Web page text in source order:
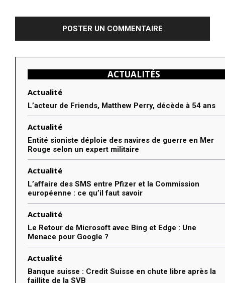
ACTUALITÉS
Actualité
L’acteur de Friends, Matthew Perry, décède à 54 ans
Actualité
Entité sioniste déploie des navires de guerre en Mer
Rouge selon un expert militaire
Actualité
L’affaire des SMS entre Pfizer et la Commission
européenne : ce qu’il faut savoir
Actualité
Le Retour de Microsoft avec Bing et Edge : Une
Menace pour Google ?
Actualité
Banque suisse : Credit Suisse en chute libre après la
faillite de la SVB